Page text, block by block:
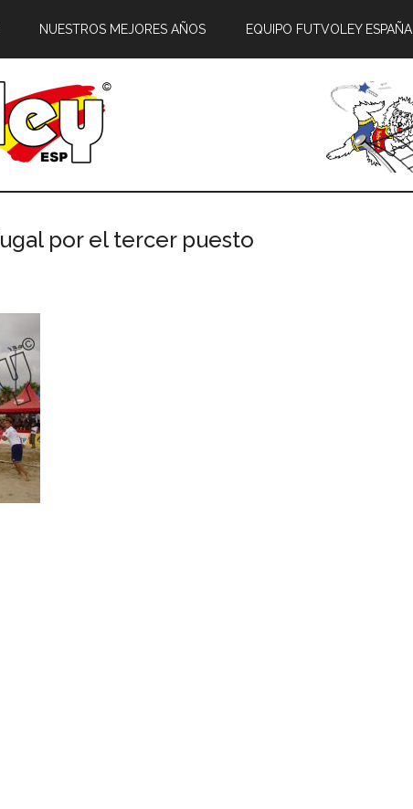
NUESTROS MEJORES AÑOS EQUIPO FUTVOLEY ESPAÑA
por el tercer puesto